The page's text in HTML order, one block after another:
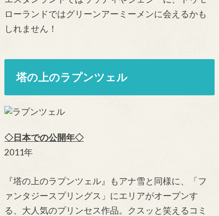
ローランドではグリーンアーミーメンに会えるかも
しれません！
塔の上のラプンツェル
◇日本での公開年◇
2011年
『塔の上のラプンツェル』もアナ雪と同様に、「フ
ァンタジースプリングス」にエリアがオープンす
る、大人気のプリンセス作品。クスッと笑えるコミ